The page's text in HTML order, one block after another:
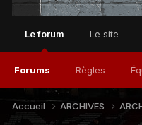
Le forum
Forums Règles
Le site
Accueil ARCHIVES